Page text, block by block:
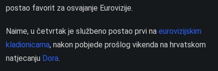
postao favorit za osvajanje Eurovizije.
Naime, u četvrtak je službeno postao prvi na eurovizijskim
kladionicama, nakon pobjede prošlog vikenda na hrvatskom
natjecanju Dora.